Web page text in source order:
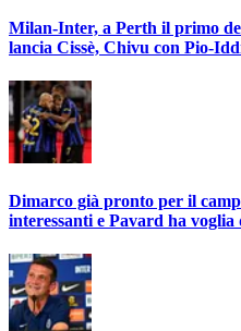
Milan-Inter, a Perth il primo
lancia Cissè, Chivu con Pio-
Dimarco già pronto per il
interessanti e Pavard ha voglia